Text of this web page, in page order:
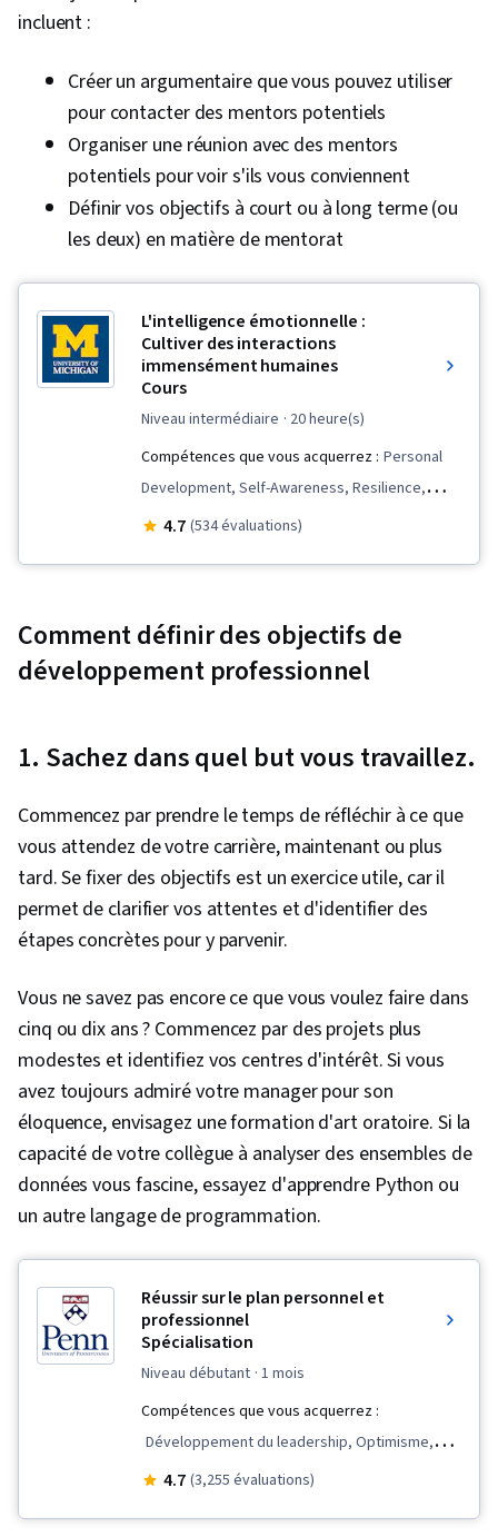
incluent :
Créer un argumentaire que vous pouvez utiliser
pour contacter des mentors potentiels
Organiser une réunion avec des mentors
potentiels pour voir s'ils vous conviennent
Définir vos objectifs à court ou à long terme (ou
les deux) en matière de mentorat
L'intelligence émotionnelle :
Cultiver des interactions
immensément humaines
Cours
niveau intermédiaire · 20 heure(s)
Compétences que vous acquerrez : Personal
Development, Self-Awareness, Resilience,
Interpersonal Communications,
Teamwork, Initiative and Leadership,
Leadership, Mentorship, Coaching, Social Skills,
4.7 (534 évaluations)
Comment définir des objectifs de
développement professionnel
1. Sachez dans quel but vous travaillez.
Commencez par prendre le temps de réfléchir à ce que
vous attendez de votre carrière, maintenant ou plus
tard. Se fixer des objectifs est un exercice utile, car il
permet de clarifier vos attentes et d'identifier des
étapes concrètes pour y parvenir.
Vous ne savez pas encore ce que vous voulez faire dans
cinq ou dix ans ? Commencez par des projets plus
modestes et identifiez vos centres d'intérêt. Si vous
avez toujours admiré votre manager pour son
éloquence, envisagez une formation d'art oratoire. Si la
capacité de votre collègue à analyser des ensembles de
données vous fascine, essayez d'apprendre Python ou
un autre langage de programmation.
Réussir sur le plan personnel et
professionnel
Spécialisation
niveau débutant · 1 mois
Compétences que vous acquerrez :
Développement du leadership, Optimisme,
L'innovation, Fiabilité, L'esprit de croissance,
4.7 (3,255 évaluations)